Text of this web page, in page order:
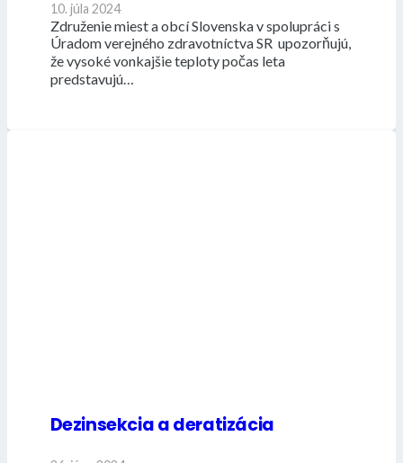
10. júla 2024
Združenie miest a obcí Slovenska v spolupráci s
Úradom verejného zdravotníctva SR upozorňujú,
že vysoké vonkajšie teploty počas leta
predstavujú…
Dezinsekcia a deratizácia